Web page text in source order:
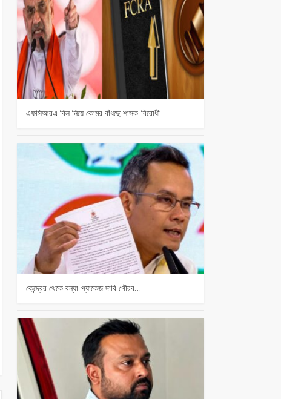
এফসিআরএ বিল নিয়ে কোমর বাঁধছে শাসক-বিরোধী
কেন্দ্রের থেকে বন্যা-প্যাকেজ দাবি গৌরব…